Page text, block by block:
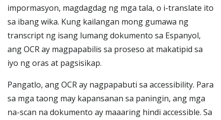
impormasyon, magdagdag ng mga tala, o i-translate ito
sa ibang wika. Kung kailangan mong gumawa ng
transcript ng isang lumang dokumento sa Espanyol,
ang OCR ay magpapabilis sa proseso at makatipid sa
iyo ng oras at pagsisikap.
Pangatlo, ang OCR ay nagpapabuti sa accessibility. Para
sa mga taong may kapansanan sa paningin, ang mga
na-scan na dokumento ay maaaring hindi accessible. Sa